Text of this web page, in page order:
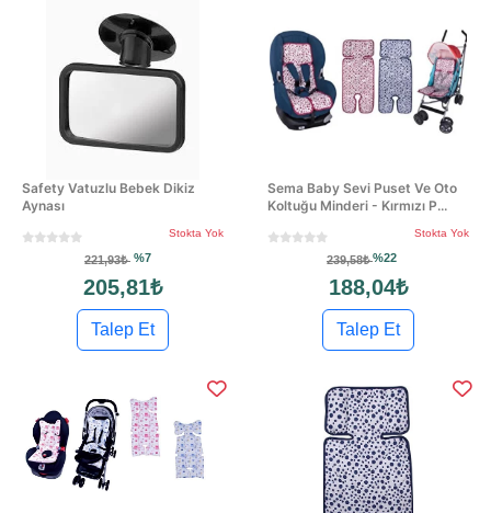
Safety Vatuzlu Bebek Dikiz
Aynası
Stokta Yok
221,93₺ %7
205,81₺
Talep Et
Sema Baby Sevi Puset Ve Oto
Koltuğu Minderi - Kırmızı P...
Stokta Yok
239,58₺%22
188,04₺
Talep Et